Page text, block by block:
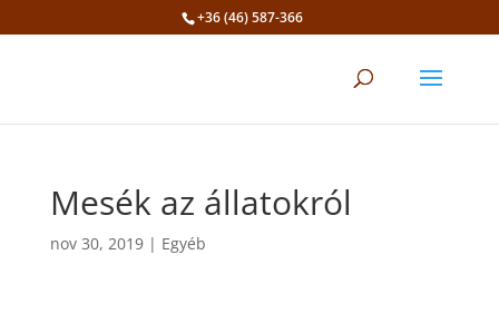
+36 (46) 587-366
Mesék az állatokról
nov 30, 2019| Egyéb